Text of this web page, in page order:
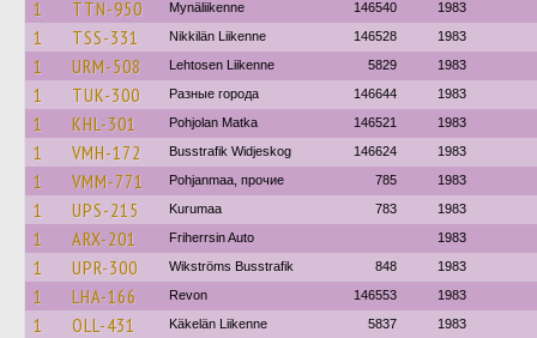
1 TTN-950 Mynäliikenne 146540 1983
1 TSS-331 Nikkilän Liikenne 146528 1983
1 URM-508 Lehtosen Liikenne 5829 1983
1 TUK-300 Разные города 146644 1983
1 KHL-301 Pohjolan Matka 146521 1983
1 VMH-172 Busstrafik Widjeskog 146624 1983
1 VMM-771 Pohjanmaa, прочие 785 1983
1 UPS-215 Kurumaa 783 1983
1 ARX-201 Friherrsin Auto 1983
1 UPR-300 Wikströms Busstrafik 848 1983
1 LHA-166 Revon 146553 1983
1 OLL-431 Käkelän Liikenne 5837 1983